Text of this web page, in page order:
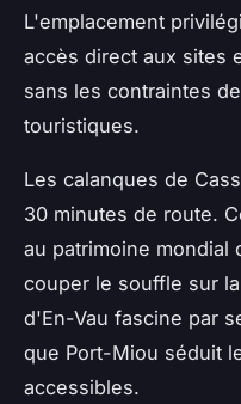
L'emplacement
accès direct aux sites
sans les contraintes
touristiques.
Les calanques de
30 minutes de route.
au patrimoine mondial
couper le souffle sur
d'En-Vau fascine par
que Port-Miou séduit
accessibles.